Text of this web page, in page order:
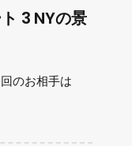
3 NYの景
のお相手は